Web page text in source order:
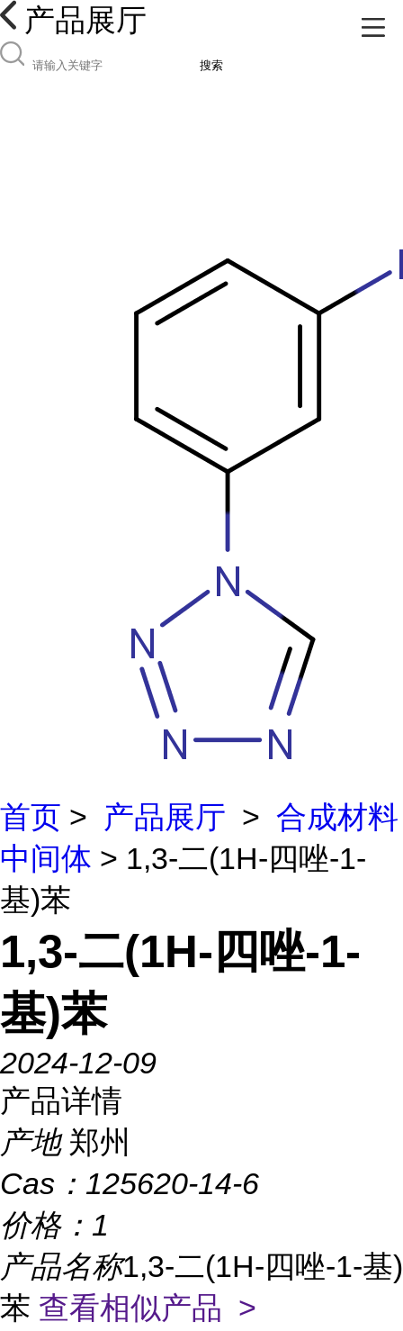
产品展厅
搜索
首页 > 产品展厅 > 合成材料
中间体 > 1,3-二(1H-四唑-1-
基)苯
1,3-二(1H-四唑-1-
基)苯
2024-12-09
产品详情
产地 郑州
Cas： 125620-14-6
价格： 1
产品名称1,3-二(1H-四唑-1-基)
苯 查看相似产品 >